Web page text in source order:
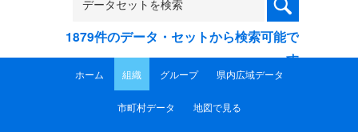
1879件のデータ・セットから検索可能で
す
ホーム 組織 グループ 県内広域データ
市町村データ 地図で見る